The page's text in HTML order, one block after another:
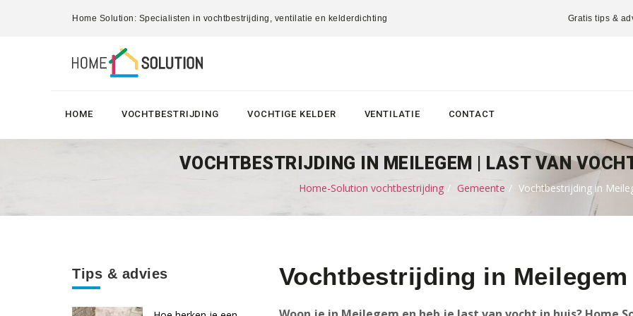
Home Solution: Specialisten in vochtbestrijding, ventilatie en kelderdichting Gratis tips &
HOME VOCHTBESTRIJDING VOCHTIGE KELDER VENTILATIE CONTACT
VOCHTBESTRIJDING IN MEILEGEM | LAST VAN
Home-Solution vochtbestrijding Gemeente Vochtbestrijding in
Tips & advies Vochtbestrijding in Meilegem